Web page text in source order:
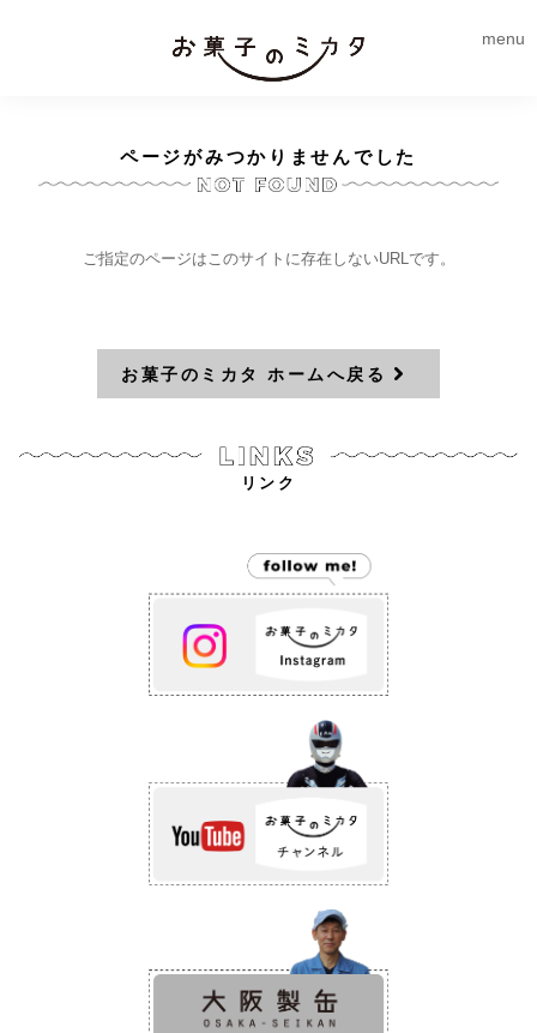
menu
ページがみつかりませんでした
ご指定のページはこのサイトに存在しないURLです。
お菓子のミカタ ホームへ戻る
リンク